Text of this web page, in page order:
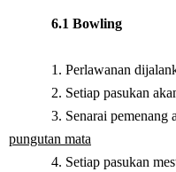
6.1 Bowling
1. Perlawanan
2. Setiap pasukan
3. Senarai pemenang
pungutan mata
4. Setiap pasukan